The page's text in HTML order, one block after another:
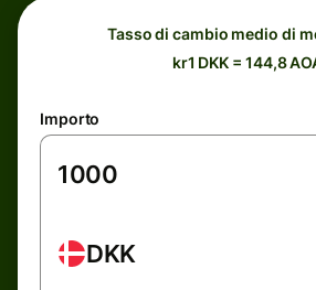
Tasso di cambio medio di
kr1 DKK = 144,8
Importo
DKK